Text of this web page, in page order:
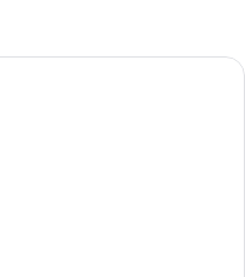
snyggt bäddad säng med en